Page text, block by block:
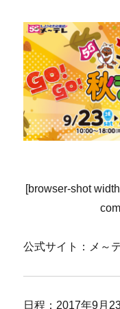
[browser-shot
公式サイト：メ～
日程：2017年9月